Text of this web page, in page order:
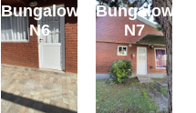
Bungalow
N6
Bungalow
N7